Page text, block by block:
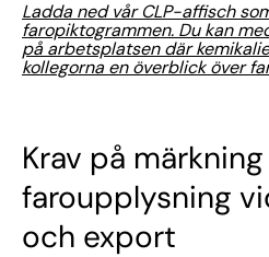
Ladda ned vår CLP-affisch
faropiktogrammen. Du kan
på arbetsplatsen där
kollegorna en överblick över
Krav på
faroupplysning
och export